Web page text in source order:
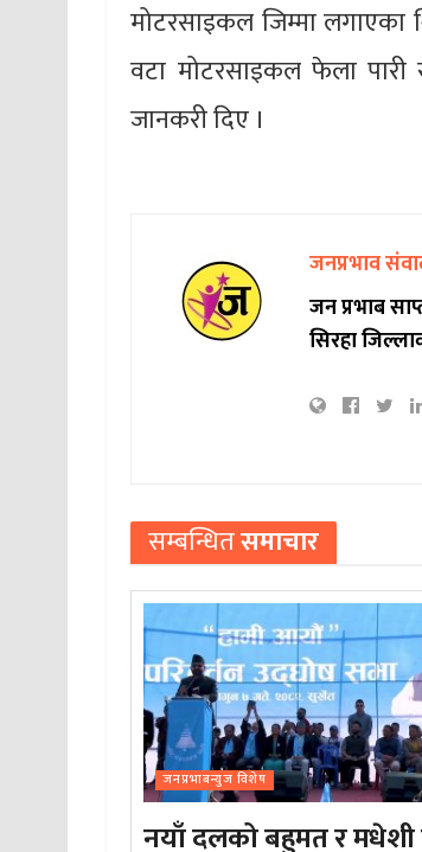
मोटरसाइकल जिम्मा लगाएका
वटा मोटरसाइकल फेला
जानकरी दिए ।
जनप्रभाव
जन प्रभाब
सिरहा
सम्बन्धितसमाचार
जनप्रभाबन्युज विशेष
नयाँ दलको बहुमत र